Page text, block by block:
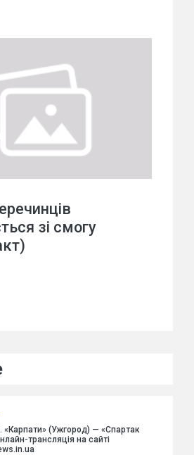
зі смогу
«Карпати» (Ужгород) — «Спартак
трансляція на сайті